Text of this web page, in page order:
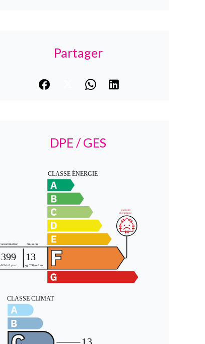
Partager
DPE / GES